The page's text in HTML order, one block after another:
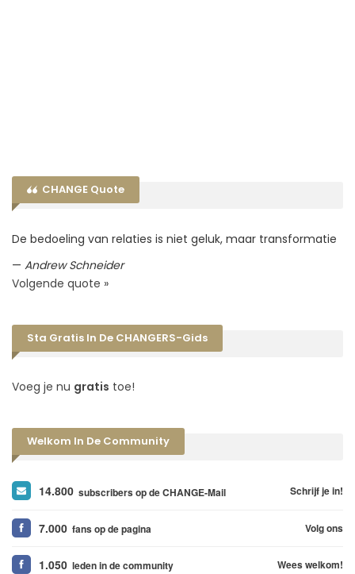
CHANGE Quote
De bedoeling van relaties is niet geluk, maar transformatie
— Andrew Schneider
Volgende quote »
Sta Gratis In De CHANGERS-Gids
Voeg je nu gratis toe!
Welkom In De Community
14.800 subscribers op de CHANGE-Mail Schrijf je in!
7.000 fans op de pagina Volg ons
1.050 leden in de community Wees welkom!